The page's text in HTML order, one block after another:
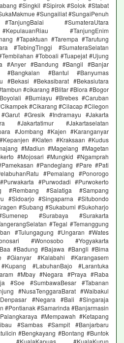
#Singkil #Sipirok #Solok #Stabat
#Sungailiat #SungaiPenuh
#SumateraUtara
#TanjungEnim
#Tapaktuan #Tarempa #Tarutung
#TebingTinggi #SumateraSelatan
#Toboali #Tuapejat #Ujung
#Anyer #Bandung #Bangil #Banjar
#Bangkalan #Bantul #Banyumas
#Bekasi #Bekasibarat #Bekasiutara
#cikarang #Blitar #Blora #Bogor
#Bumiayu #Brebes #Caruban
#Cikarang #Cilacap #Cilegon
#Gresik #Indramayu #Jakarta
#Jakartatimur #Jakartaselatan
#Jombang #Kajen #Karanganyar
#Klaten #Kraksaan #Kudus
#Madiun #Magelang #Magetan
#Mojosari #Mungkid #Ngamprah
#Pandeglang #Pare #Pati
#Pemalang #Ponorogo
#Purwodadi #Purwokerto
#Rembang #Salatiga #Sampang
#Sidoarjo #Singaparna #Situbondo
#Subang #Sukabumi #Sukoharjo
#Surabaya #Surakarta
#Tegal #Temanggung
#Tulungagung #Ungaran #Wates
#Wonosobo #Yogyakarta
#Badung #Bajawa #Bangli #Bima
#Gianyar #Kalabahi #Karangasem
#LabuhanBajo #Larantuka
#Mbay #Negara #Praya #Raba
#Soe #SumbawaBesar #Tabanan
#NusaTenggaraBarat #Waibakul
#Negara #Bali #Singaraja
#Pontianak #Samarinda #Banjarmasin
#Mempawah #Ketapang
#Sambas #Sampit #Banjarbaru
#Bengkayang #Bontang #Buntok
#KualaKapuas #KualaKurun